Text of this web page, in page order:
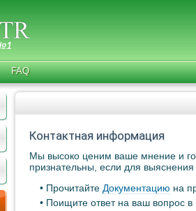
FAQ
Контактная информация
Мы высоко ценим ваше мнение и
признательны, если для
• Прочитайте Документацию на
• Поищите ответ на ваш вопрос